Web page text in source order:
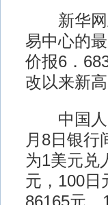
新华网
易中心的
价报6．
改以来新高
中国人民
月8日银行
为1美元兑
元，100日